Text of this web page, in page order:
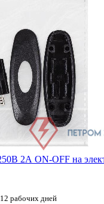
2А ON-OFF на
рабочих дней